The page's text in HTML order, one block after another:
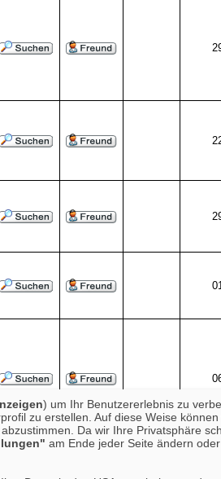
) um Ihr Benutzererlebnis zu
zu erstellen. Auf diese Weise
Da wir Ihre Privatsphäre
am Ende jeder Seite ändern oder